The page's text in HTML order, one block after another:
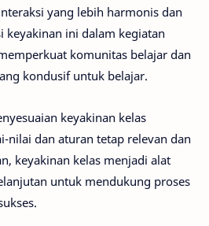
yang lebih harmonis dan
ini dalam kegiatan
komunitas belajar dan
kondusif untuk belajar.
keyakinan kelas
nilai dan aturan tetap relevan dan
keyakinan kelas menjadi alat
untuk mendukung proses